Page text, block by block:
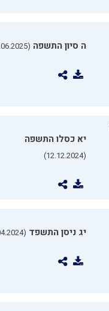
ה סיון התשפה (01.06.2025)
יא כסלו התשפה
(12.12.2024)
יג ניסן התשפד (21.04.2024)